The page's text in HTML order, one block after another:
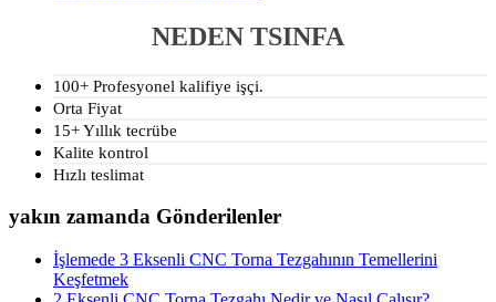
NEDEN TSINFA
100+ Profesyonel kalifiye işçi.
Orta Fiyat
15+ Yıllık tecrübe
Kalite kontrol
Hızlı teslimat
yakın zamanda Gönderilenler
İşlemede 3 Eksenli CNC Torna Tezgahının Temellerini
Keşfetmek